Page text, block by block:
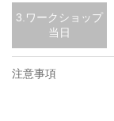
3.ワークショップ
当日
注意事項